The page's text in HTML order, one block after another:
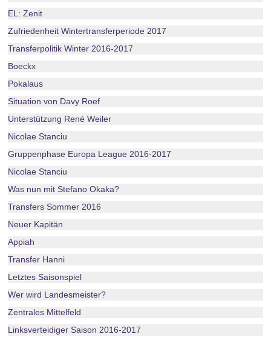
EL: Zenit
Zufriedenheit Wintertransferperiode 2017
Transferpolitik Winter 2016-2017
Boeckx
Pokalaus
Situation von Davy Roef
Unterstützung René Weiler
Nicolae Stanciu
Gruppenphase Europa League 2016-2017
Nicolae Stanciu
Was nun mit Stefano Okaka?
Transfers Sommer 2016
Neuer Kapitän
Appiah
Transfer Hanni
Letztes Saisonspiel
Wer wird Landesmeister?
Zentrales Mittelfeld
Linksverteidiger Saison 2016-2017